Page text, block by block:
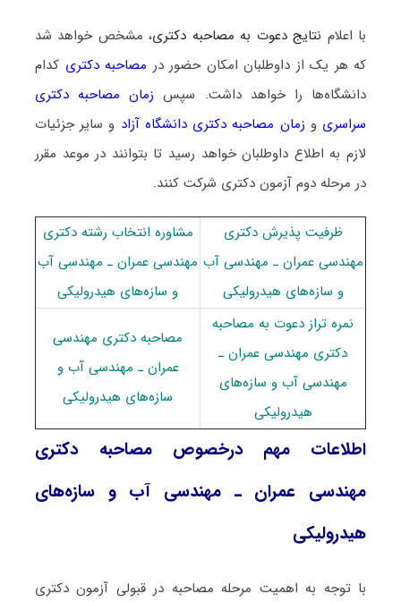
با اعلام نتایج دعوت به مصاحبه دکتری، مشخص خواهد شد
که هر یک از داوطلبان امکان حضور در مصاحبه دکتری کدام
دانشگاه‌ها را خواهد داشت. سپس زمان مصاحبه دکتری
سراسری و زمان مصاحبه دکتری دانشگاه آزاد و سایر جزئیات
لازم به اطلاع داوطلبان خواهد رسید تا بتوانند در موعد مقرر
در مرحله دوم آزمون دکتری شرکت کنند.
ظرفیت پذیرش دکتری
ﻣﻬﻨﺪسی ﻋﻤﺮان ـ مهندسی آب
و ﺳﺎزهﻫﺎی هیدرولیکی
مشاوره انتخاب رشته دکتری
ﻣﻬﻨﺪسی ﻋﻤﺮان ـ مهندسی آب
و ﺳﺎزهﻫﺎی هیدرولیکی
نمره تراز دعوت به مصاحبه
دکتری ﻣﻬﻨﺪسی ﻋﻤﺮان ـ
مهندسی آب و ﺳﺎزهﻫﺎی
هیدرولیکی
مصاحبه دکتری ﻣﻬﻨﺪسی
ﻋﻤﺮان ـ مهندسی آب و
ﺳﺎزهﻫﺎی هیدرولیکی
اطلاعات مهم درخصوص مصاحبه دکتری
ﻣﻬﻨﺪسی ﻋﻤﺮان ـ مهندسی آب و ﺳﺎزهﻫﺎی
هیدرولیکی
با توجه به اهمیت مرحله مصاحبه در قبولی آزمون دکتری